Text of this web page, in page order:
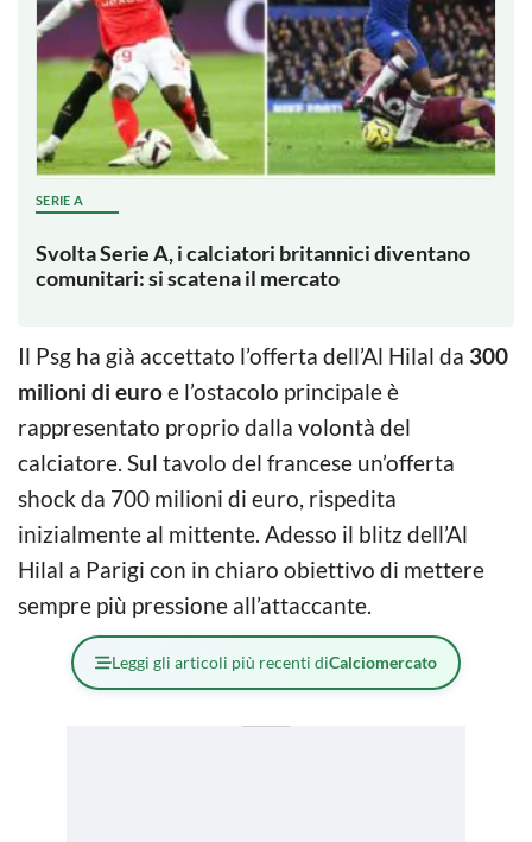
SERIE A
Svolta Serie A, i calciatori britannici diventano
comunitari: si scatena il mercato
Il Psg ha già accettato l’offerta dell’Al Hilal da 300
milioni di euroe l’ostacolo principale è
rappresentato proprio dalla volontà del
calciatore. Sul tavolo del francese un’offerta
shock da 700 milioni di euro, rispedita
inizialmente al mittente. Adesso il blitz dell’Al
Hilal a Parigi con in chiaro obiettivo di mettere
sempre più pressione all’attaccante.
Leggi gli articoli più recenti diCalciomercato